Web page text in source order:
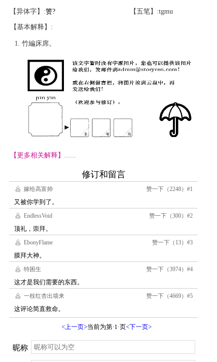
【异体字】:箦? 【五笔】:tgmu
【基本解释】:
竹編床席。
【更多相关解释】......